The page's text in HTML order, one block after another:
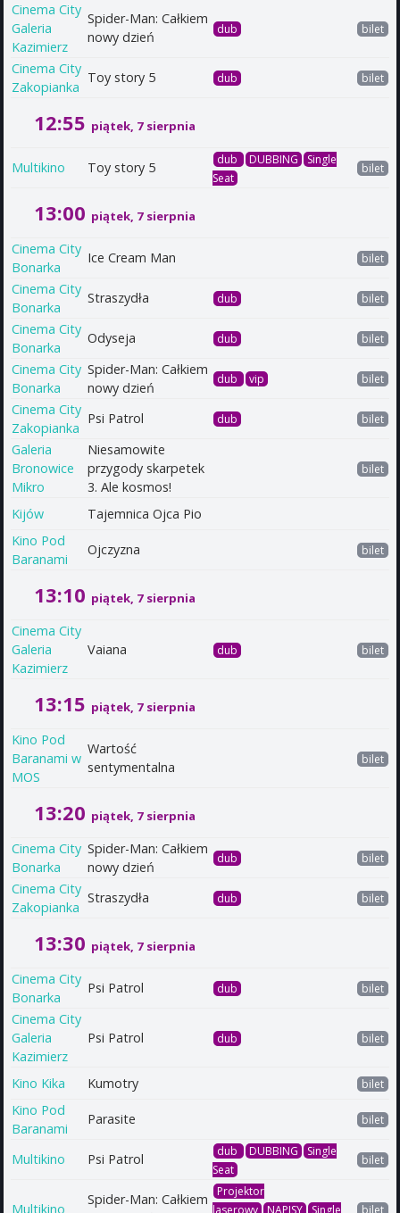
Cinema City
Galeria
Kazimierz
Spider-Man: Całkiem
nowy dzień
dub bilet
Cinema City
Zakopianka
Toy story 5 dub bilet
12:55 piątek, 7 sierpnia
Multikino Toy story 5 dub DUBBING
Single
Seat
bilet
13:00 piątek, 7 sierpnia
Cinema City
Bonarka
Ice Cream Man bilet
Cinema City
Bonarka
Straszydła dub bilet
Cinema City
Bonarka
Odyseja dub bilet
Cinema City
Bonarka
Spider-Man: Całkiem
nowy dzień
dub vip bilet
Cinema City
Zakopianka
Psi Patrol dub bilet
Galeria
Bronowice
Mikro
Niesamowite
przygody skarpetek
3. Ale kosmos!
bilet
Kijów
Tajemnica Ojca Pio
Kino Pod
Baranami
Ojczyzna bilet
13:10 piątek, 7 sierpnia
Cinema City
Galeria
Kazimierz
Vaiana dub bilet
13:15 piątek, 7 sierpnia
Kino Pod
Baranami w
MOS
Wartość
sentymentalna
bilet
13:20 piątek, 7 sierpnia
Cinema City
Bonarka
Spider-Man: Całkiem
nowy dzień
dub bilet
Cinema City
Zakopianka
Straszydła dub bilet
13:30 piątek, 7 sierpnia
Cinema City
Bonarka
Psi Patrol dub bilet
Cinema City
Galeria
Kazimierz
Psi Patrol dub bilet
Kino Kika Kumotry bilet
Kino Pod
Baranami
Parasite bilet
Multikino Psi Patrol dub DUBBING
Single
Seat
bilet
Multikino
Spider-Man: Całkiem
Projektor